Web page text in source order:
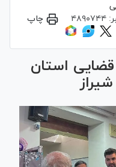
۴۸۹۰۷۴۴ چاپ
قضایی استان